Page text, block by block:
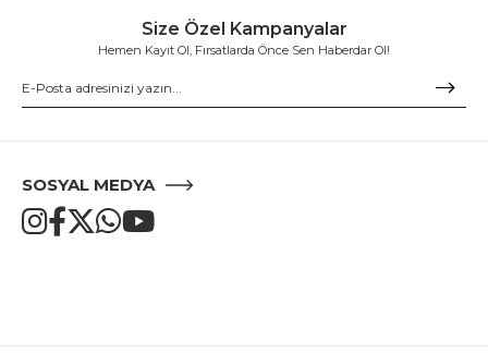
Size Özel Kampanyalar
Hemen Kayıt Ol, Fırsatlarda Önce Sen Haberdar Ol!
SOSYAL MEDYA